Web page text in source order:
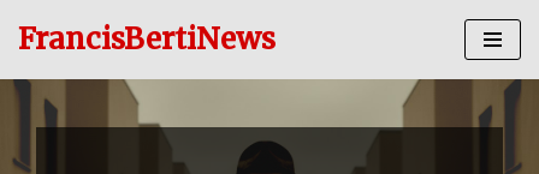
al
contenido
FrancisBertiNews